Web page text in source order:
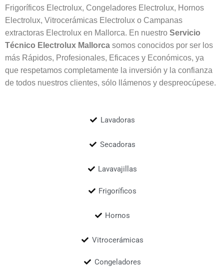
Frigoríficos Electrolux, Congeladores Electrolux, Hornos
Electrolux, Vitrocerámicas Electrolux o Campanas
extractoras Electrolux en Mallorca. En nuestro Servicio
Técnico Electrolux Mallorca somos conocidos por ser los
más Rápidos, Profesionales, Eficaces y Económicos, ya
que respetamos completamente la inversión y la confianza
de todos nuestros clientes, sólo llámenos y despreocúpese.
Lavadoras
Secadoras
Lavavajillas
Frigoríficos
Hornos
Vitrocerámicas
Congeladores